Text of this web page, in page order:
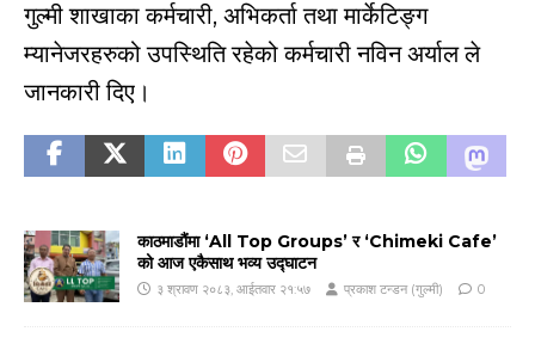
गुल्मी शाखाका कर्मचारी, अभिकर्ता तथा मार्केटिङ्ग
म्यानेजरहरुको उपस्थिति रहेको कर्मचारी नविन अर्याल ले
जानकारी दिए।
काठमाडौंमा ‘All Top Groups’ र ‘Chimeki Cafe’
को आज एकैसाथ भव्य उद्घाटन
३ श्रावण २०८३, आईतवार २१:५७ प्रकाश टन्डन (गुल्मी) 0